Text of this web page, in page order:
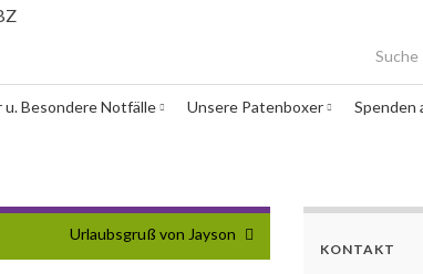
Search
u. Besondere Notfälle Unsere Patenboxer Spenden
Urlaubsgruß von Jayson
KONTAKT